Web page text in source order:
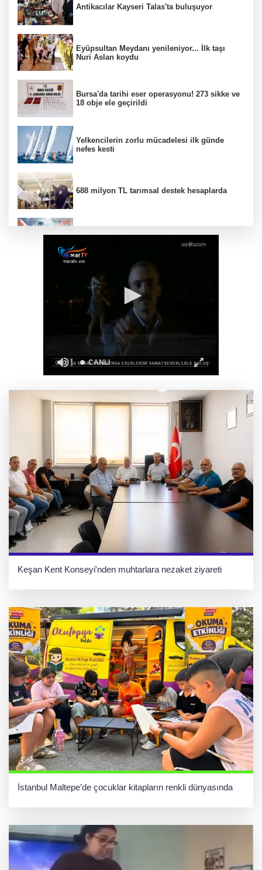
Antikacılar Kayseri Talas'ta buluşuyor
Eyüpsultan Meydanı yenileniyor... İlk taşı
Nuri Aslan koydu
Bursa'da tarihi eser operasyonu! 273 sikke ve
18 obje ele geçirildi
Yelkencilerin zorlu mücadelesi ilk günde
nefes kesti
688 milyon TL tarımsal destek hesaplarda
Bursa Tabip Odası: Hekimlik 5 dakikaya
sığmaz
Gebze’nin geleceği için Başkent'te güçlü
temaslar
Hakkari'de JİHA destekli operasyonda 253
kilo esrar ele geçirildi
Keşan Kent Konseyi'nden muhtarlara nezaket ziyareti
İstanbul Maltepe’de çocuklar kitapların renkli dünyasında